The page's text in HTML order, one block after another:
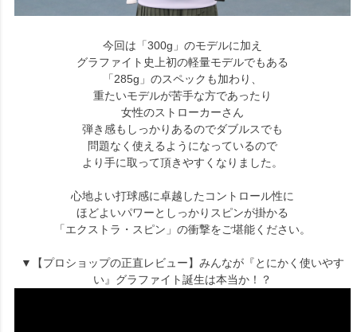
今回は「300g」のモデルに加え
グラファイト史上初の軽量モデルでもある
「285g」のスペックも加わり、
重たいモデルが苦手な方であったり
女性のストローカーさん
弾き感もしっかりあるのでダブルスでも
問題なく使えるようになっているので
より手に取って頂きやすくなりました。
心地よい打球感に卓越したコントロール性に
ほどよいパワーとしっかりスピンが掛かる
「エクストラ・スピン」の衝撃をご堪能ください。
▼【プロショップの正直レビュー】みんなが『とにかく使いやす
い』グラファイト誕生は本当か！？